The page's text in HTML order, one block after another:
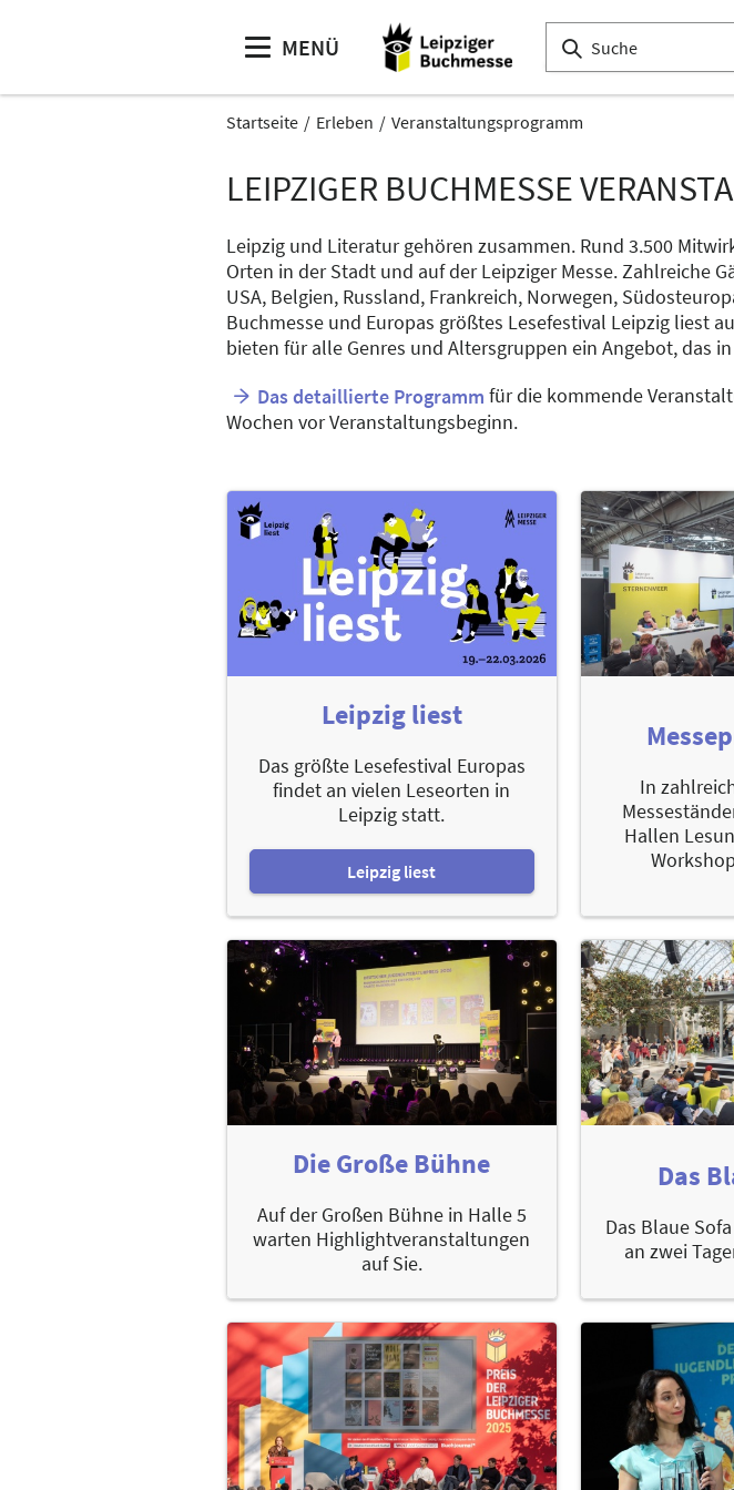
MENÜ
Startseite Erleben Veranstaltungsprogramm
LEIPZIGER BUCHMESSE
Leipzig und Literatur gehören zusammen. Rund 3.500
Orten in der Stadt und auf der Leipziger Messe. Zahlreiche
USA, Belgien, Russland, Frankreich, Norwegen,
Buchmesse und Europas größtes Lesefestival Leipzig liest
bieten für alle Genres und Altersgruppen ein Angebot, das
Das detaillierte Programm für die kommende
Wochen vor Veranstaltungsbeginn.
Leipzig liest
Das größte Lesefestival Europas
findet an vielen Leseorten in
Leipzig statt.
Leipzig liest
In
Hallen
Die Große Bühne
Auf der Großen Bühne in Halle 5
warten Highlightveranstaltungen
auf Sie.
Das
Das Blaue
an zwei